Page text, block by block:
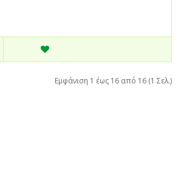
Εμφάνιση 1 έως 16 από 16 (1 Σελ.)